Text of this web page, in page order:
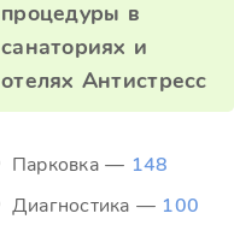
процедуры в
санаториях и
отелях Антистресс
Парковка — 148
Диагностика — 100